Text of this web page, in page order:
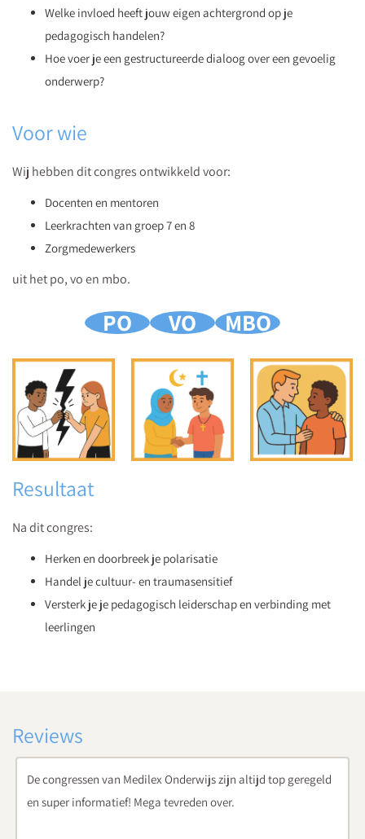
Welke invloed heeft jouw eigen achtergrond op je
pedagogisch handelen?
Hoe voer je een gestructureerde dialoog over een gevoelig
onderwerp?
Voor wie
Wij hebben dit congres ontwikkeld voor:
Docenten en mentoren
Leerkrachten van groep 7 en 8
Zorgmedewerkers
uit het po, vo en mbo.
PO VO MBO
Resultaat
Na dit congres:
Herken en doorbreek je polarisatie
Handel je cultuur- en traumasensitief
Versterk je je pedagogisch leiderschap en verbinding met
leerlingen
Reviews
geregeld Medilex Onderwijs congressen zijn van erg hoge